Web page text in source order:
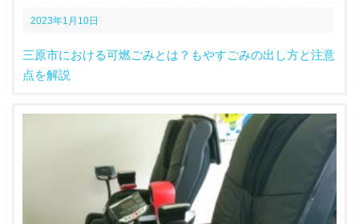
2023年1月10日
三原市における可燃ごみとは？もやすごみの出し方と注意
点を解説